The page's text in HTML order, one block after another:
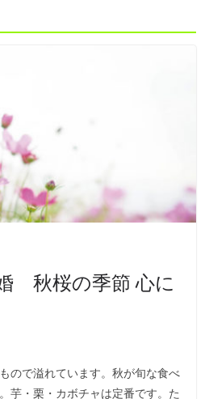
秋桜の季節 心に
ので溢れています。秋が旬な食べ
芋・栗・カボチャは定番です。た